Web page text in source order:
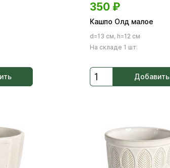
350 ₽
Кашпо Олд малое
d=13 см, h=12 см
На складе 1 шт.
Добавить